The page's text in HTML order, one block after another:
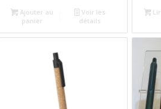
Ajouter au
panier
Voir les
détails